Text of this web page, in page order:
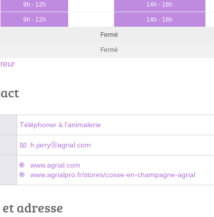
9h - 12h 14h - 18h
9h - 12h 14h - 18h
Fermé
Fermé
Téléphoner à l'animalerie
h.jarryⓐagrial.com
www.agrial.com
www.agrialpro.fr/stores/cosse-en-champagne-agrial
adresse